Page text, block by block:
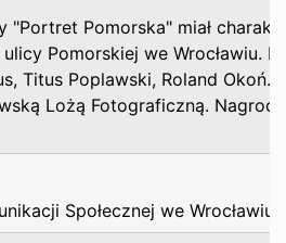
"Portret Pomorska" miał
Pomorskiej we Wrocławiu.
Titus Poplawski, Roland Okoń.
Lożą Fotograficzną.
Społecznej we Wrocławiu